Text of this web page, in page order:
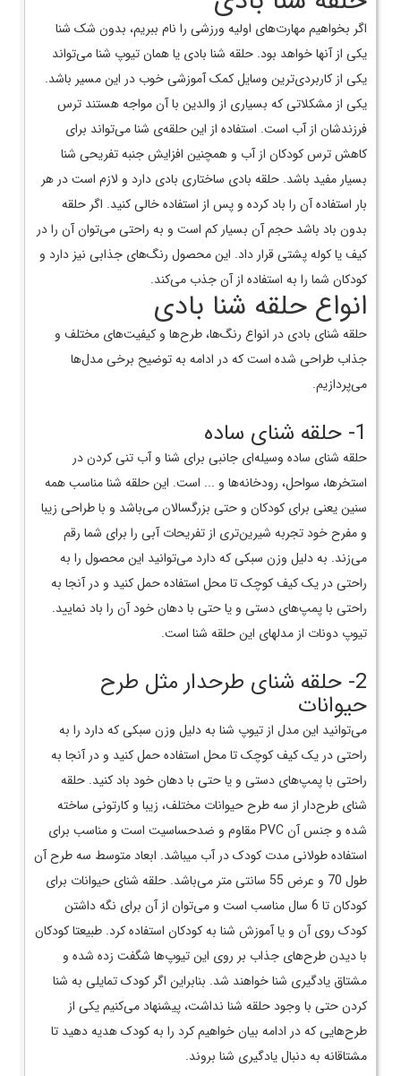
اگر بخواهیم مهارت­‌های اولیه ورزشی را نام ببریم، بدون شک شنا
یکی از آن­ها خواهد بود. حلقه شنا بادی یا همان تیوپ شنا می­‌تواند
یکی از کاربردی­‌ترین وسایل کمک آموزشی خوب در این مسیر باشد.
یکی از مشکلاتی که بسیاری از والدین با آن مواجه هستند ترس
فرزندشان از آب است. استفاده از این حلقه‌ی شنا می‌­تواند برای
کاهش ترس کودکان از آب و همچنین افزایش جنبه تفریحی شنا
بسیار مفید باشد. حلقه بادی ساختاری بادی دارد و لازم است در هر
بار استفاده آن را باد کرده و پس از استفاده خالی کنید. اگر حلقه
بدون باد باشد حجم آن بسیار کم است و به راحتی می­‌توان آن را در
کیف یا کوله پشتی قرار داد. این محصول رنگ­‌های جذابی نیز دارد و
کودکان شما را به استفاده از آن جذب می‌­کند.
انواع حلقه شنا بادی
حلقه شنای بادی در انواع رنگ‌ها، طرح‌ها و کیفیت‌های مختلف و
جذاب طراحی شده است که در ادامه به توضیح برخی مدل‌ها
می‌پردازیم.
1- حلقه شنای ساده
حلقه شنای ساده وسیله‌­ای جانبی برای شنا و آب تنی کردن در
استخرها، سواحل، رودخانه‌­ها و ... است. این حلقه شنا مناسب همه
سنین یعنی برای کودکان و حتی بزرگسالان می‌­باشد و با طراحی زیبا
و مفرح خود تجربه شیرین‌­تری از تفریحات آبی را برای شما رقم
می‌زند. به دلیل وزن سبکی که دارد می‌­توانید این محصول را به
راحتی در یک کیف کوچک تا محل استفاده حمل کنید و در آنجا به
راحتی با پمپ‌­های دستی و یا حتی با دهان خود آن را باد نمایید.
تیوپ دونات از مدل­های این حلقه شنا است.
2- حلقه شنای طرحدار مثل طرح
حیوانات
می‌توانید این مدل از تیوپ شنا به دلیل وزن سبکی که دارد را به
راحتی در یک کیف کوچک تا محل استفاده حمل کنید و در آنجا به
راحتی با پمپ­‌های دستی و یا حتی با دهان خود باد کنید. حلقه
شنای طرح‌دار از سه طرح حیوانات مختلف، زیبا و کارتونی ساخته
شده و جنس آن PVC مقاوم و ضدحساسیت است و مناسب برای
استفاده طولانی مدت کودک در آب می­باشد. ابعاد متوسط سه طرح آن
طول 70 و عرض 55 سانتی متر می­‌باشد. حلقه شنای حیوانات برای
کودکان تا 6 سال مناسب است و می‌­توان از آن برای نگه داشتن
کودک روی آن و یا آموزش شنا به کودکان استفاده کرد. طبیعتا کودکان
با دیدن طرح‌های جذاب بر روی این تیوپ‌ها شگفت زده شده و
مشتاق یادگیری شنا خواهند شد. بنابراین اگر کودک تمایلی به شنا
کردن حتی با وجود حلقه شنا نداشت، پیشنهاد می‌کنیم یکی از
طرح‌هایی که در ادامه بیان خواهیم کرد را به کودک هدیه دهید تا
مشتاقانه به دنبال یادگیری شنا بروند.